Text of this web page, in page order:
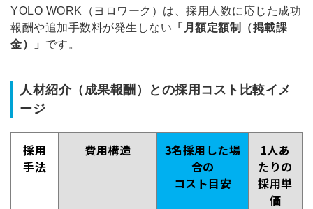
YOLO WORK（ヨロワーク）は、採用人数に応じた成功
報酬や追加手数料が発生しない 「月額定額制（掲載課
金）」 です 。
人材紹介（成果報酬）との採用コスト比較イメ
ージ
採用
手法
費用構造
3名採用した場
合の
コスト目安
1人あ
たりの
採用単
価
簡単10秒！無料会員登録